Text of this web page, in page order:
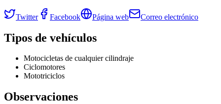
Twitter Facebook Página web Correo electrónico
Tipos de vehículos
Motocicletas de cualquier cilindraje
Ciclomotores
Mototriciclos
Observaciones